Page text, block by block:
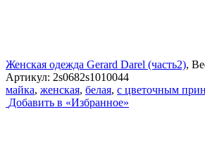
Женская одежда Gerard Darel (часть2),
Артикул: 2s0682s1010044
майка, женская, белая, с цветочным
Добавить в «Избранное»